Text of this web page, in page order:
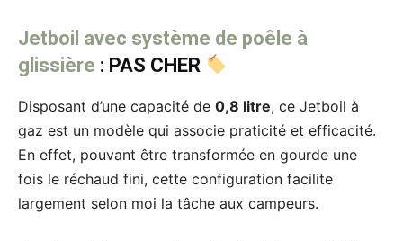
Jetboil avec système de poêle à
glissière : PAS CHER
Disposant d’une capacité de 0,8 litre, ce Jetboil à
gaz est un modèle qui associe praticité et efficacité.
En effet, pouvant être transformée en gourde une
fois le réchaud fini, cette configuration facilite
largement selon moi la tâche aux campeurs.